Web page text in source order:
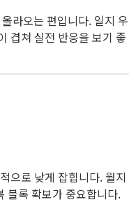
라오는 편입니다. 일지 우
겹쳐 실전 반응을 보기 좋
으로 낮게 잡힙니다. 월지
블록 확보가 중요합니다.